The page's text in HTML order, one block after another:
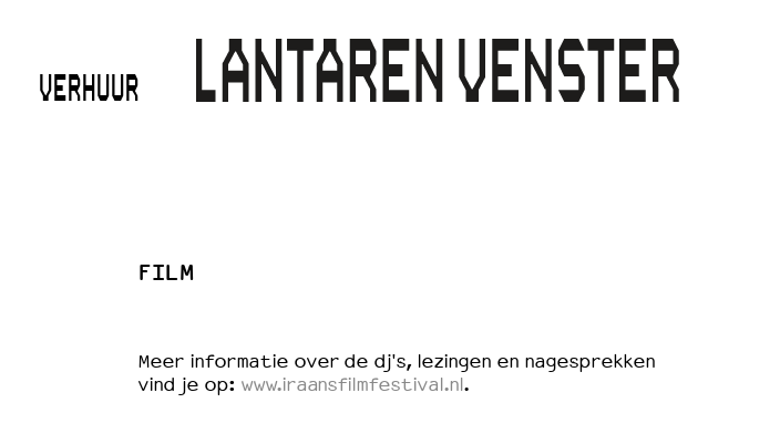
VERHUUR
FILM
Meer informatie over de dj's, lezingen en nagesprekken
vind je op: www.iraansfilmfestival.nl.